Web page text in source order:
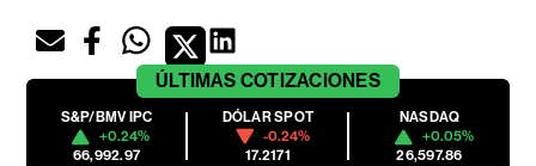
ÚLTIMAS COTIZACIONES
S&P/BMV IPC
+0.24%
66,992.97
DÓLAR SPOT
-0.24%
17.2171
NASDAQ
+0.05%
26,597.86